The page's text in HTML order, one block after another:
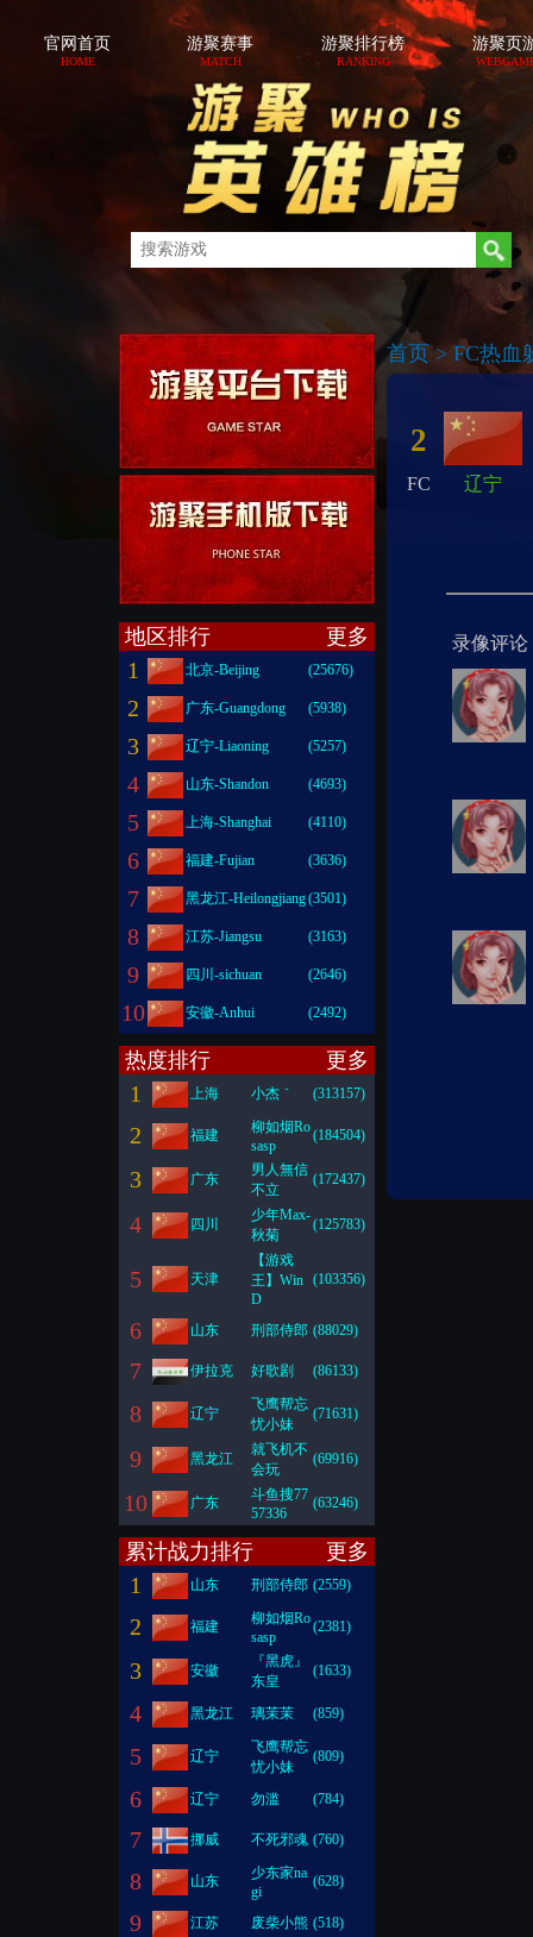
官网首页
HOME
游聚赛事
MATCH
游聚排行榜
RANKING
游聚页
地区排行 更多
1 北京-Beijing (25676)
2 广东-Guangdong (5938)
3 辽宁-Liaoning (5257)
4 山东-Shandon (4693)
5 上海-Shanghai (4110)
6 福建-Fujian (3636)
7 黑龙江-Heilongjiang(3501)
8 江苏-Jiangsu (3163)
9 四川-sichuan (2646)
10 安徽-Anhui (2492)
热度排行 更多
1 上海 小杰｀ (313157)
2 福建
柳如烟Ro
sasp
(184504)
3 广东
男人無信
不立
(172437)
4 四川
少年Max-
秋菊
(125783)
5 天津
【游戏
王】Win
D
(103356)
6 山东 刑部侍郎 (88029)
7 伊拉克 好歌剧 (86133)
8 辽宁
飞鹰帮忘
忧小妹
(71631)
9 黑龙江
就飞机不
会玩
(69916)
10 广东
斗鱼搜77
57336
(63246)
累计战力排行 更多
1 山东 刑部侍郎 (2559)
2 福建
柳如烟Ro
sasp
(2381)
3 安徽
『黑虎』
东皇
(1633)
4 黑龙江 璃茉茉 (859)
5 辽宁
飞鹰帮忘
忧小妹
(809)
6 辽宁 勿滥 (784)
7 挪威 不死邪魂 (760)
8 山东
少东家na
gi
(628)
9 江苏 废柴小熊 (518)
首页 > FC热血
2
FC 辽宁
录像评论